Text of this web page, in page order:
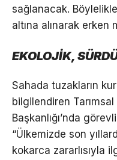
sağlanacak. Böylelikle
altına alınarak erken
EKOLOJİK,
Sahada tuzakların
bilgilendiren
Başkanlığı’nda
“Ülkemizde son
kokarca zararlısıyla